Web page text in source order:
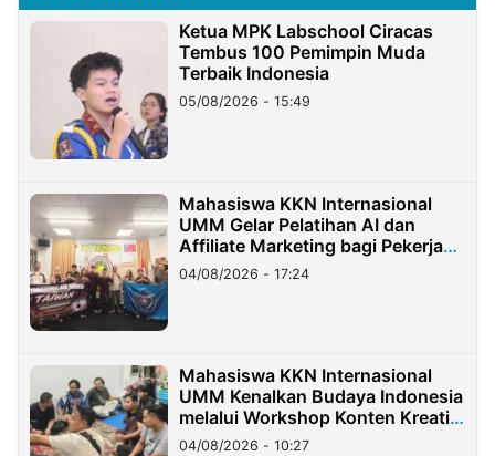
Ketua MPK Labschool Ciracas
Tembus 100 Pemimpin Muda
Terbaik Indonesia
05/08/2026 - 15:49
Mahasiswa KKN Internasional
UMM Gelar Pelatihan AI dan
Affiliate Marketing bagi Pekerja
Migran Indonesia di Taiwan
04/08/2026 - 17:24
Mahasiswa KKN Internasional
UMM Kenalkan Budaya Indonesia
melalui Workshop Konten Kreatif
di Taiwan
04/08/2026 - 10:27